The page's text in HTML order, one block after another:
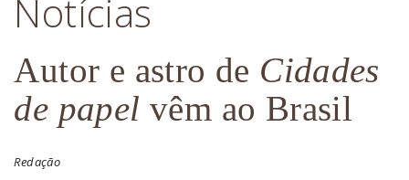
Notícias
Autor e astro de Cidades
de papel vêm ao Brasil
Redação